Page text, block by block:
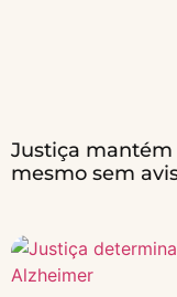
Justiça
mesmo sem